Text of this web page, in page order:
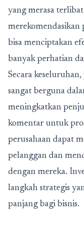
yang merasa
bisa menciptakan
banyak perhatian
Secara
sangat berguna
meningkatkan
komentar untuk
perusahaan dapat
pelanggan dan
dengan mereka.
langkah strategis
panjang bagi bisnis.